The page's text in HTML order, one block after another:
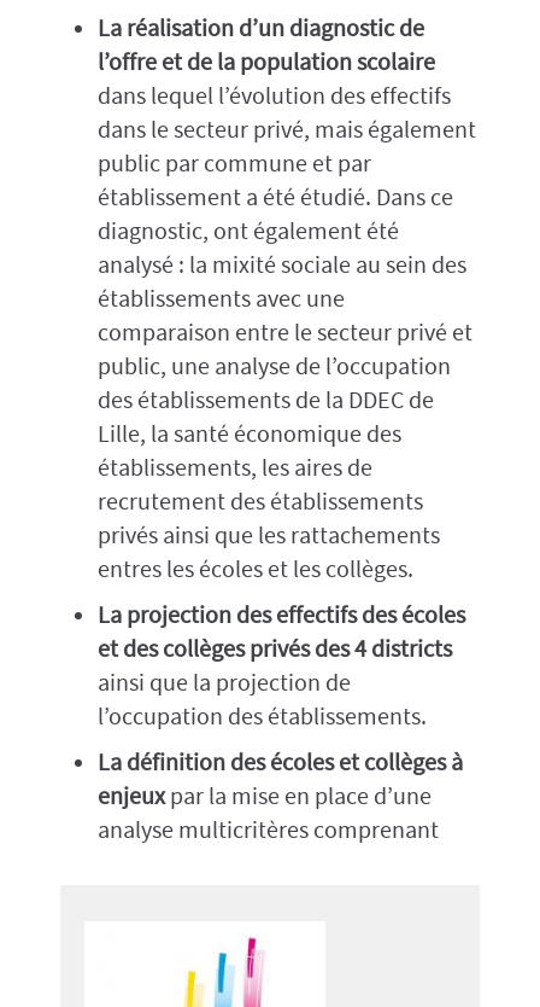
La réalisation d’un diagnostic de
l’offre et de la population scolaire
dans lequel l’évolution des effectifs
dans le secteur privé, mais également
public par commune et par
établissement a été étudié. Dans ce
diagnostic, ont également été
analysé : la mixité sociale au sein des
établissements avec une
comparaison entre le secteur privé et
public, une analyse de l’occupation
des établissements de la DDEC de
Lille, la santé économique des
établissements, les aires de
recrutement des établissements
privés ainsi que les rattachements
entres les écoles et les collèges.
La projection des effectifs des écoles
et des collèges privés des 4 districts
ainsi que la projection de
l’occupation des établissements.
La définition des écoles et collèges à
enjeuxpar la mise en place d’une
analyse multicritères comprenant